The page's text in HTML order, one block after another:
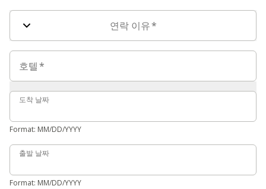
문의 양식 필드
연락 이유*
호텔
호텔*
도착 날짜
도착 날짜
Format: MM/DD/YYYY
출발 날짜
출발 날짜
Format: MM/DD/YYYY